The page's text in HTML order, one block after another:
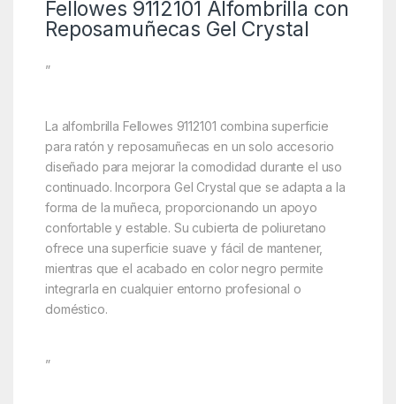
Fellowes 9112101 Alfombrilla con
Reposamuñecas Gel Crystal
”
La alfombrilla Fellowes 9112101 combina superficie
para ratón y reposamuñecas en un solo accesorio
diseñado para mejorar la comodidad durante el uso
continuado. Incorpora Gel Crystal que se adapta a la
forma de la muñeca, proporcionando un apoyo
confortable y estable. Su cubierta de poliuretano
ofrece una superficie suave y fácil de mantener,
mientras que el acabado en color negro permite
integrarla en cualquier entorno profesional o
doméstico.
”